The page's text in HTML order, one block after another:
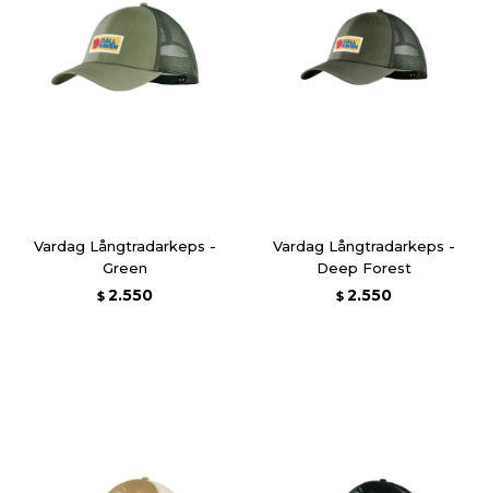
Vardag Långtradarkeps -
Green
$ 2.550
Vardag Långtradarkeps -
Deep Forest
$ 2.550